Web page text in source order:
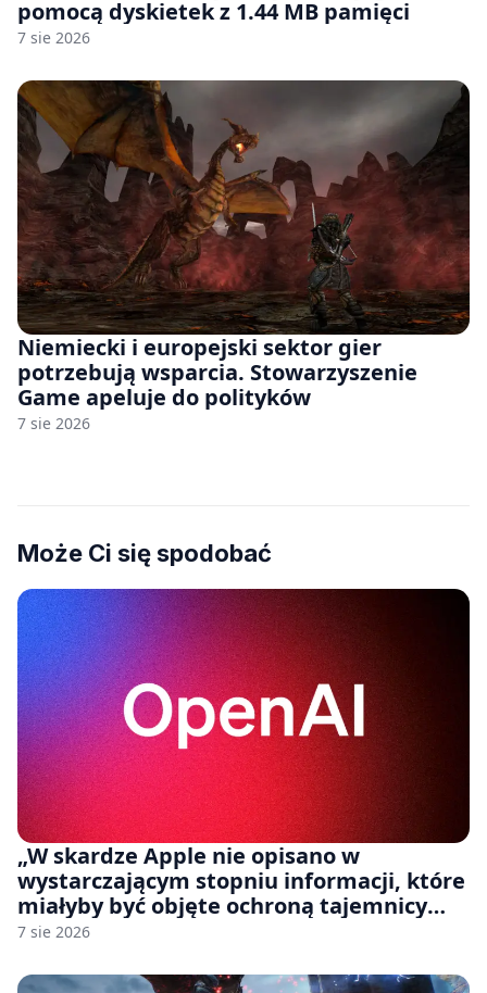
pomocą dyskietek z 1.44 MB pamięci
7 sie 2026
Niemiecki i europejski sektor gier
potrzebują wsparcia. Stowarzyszenie
Game apeluje do polityków
7 sie 2026
Może Ci się spodobać
„W skardze Apple nie opisano w
wystarczającym stopniu informacji, które
miałyby być objęte ochroną tajemnicy
handlowej”. OpenAI żąda odrzucenia
7 sie 2026